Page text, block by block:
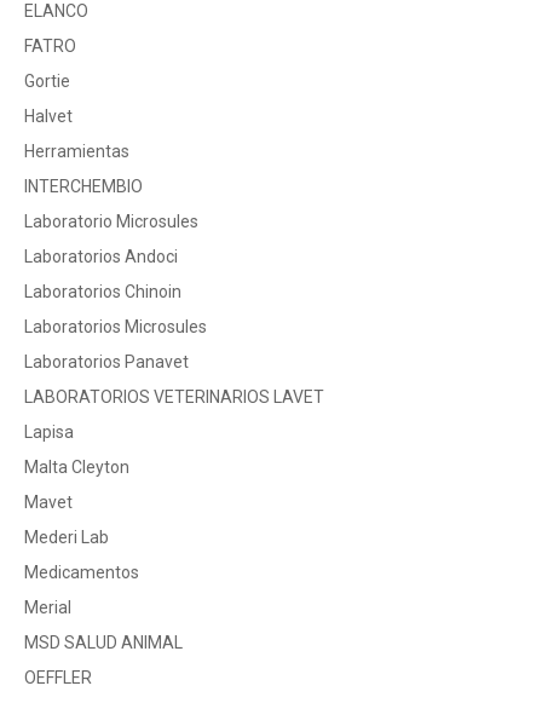
ELANCO
FATRO
Gortie
Halvet
Herramientas
INTERCHEMBIO
Laboratorio Microsules
Laboratorios Andoci
Laboratorios Chinoin
Laboratorios Microsules
Laboratorios Panavet
LABORATORIOS VETERINARIOS LAVET
Lapisa
Malta Cleyton
Mavet
Mederi Lab
Medicamentos
Merial
MSD SALUD ANIMAL
OEFFLER